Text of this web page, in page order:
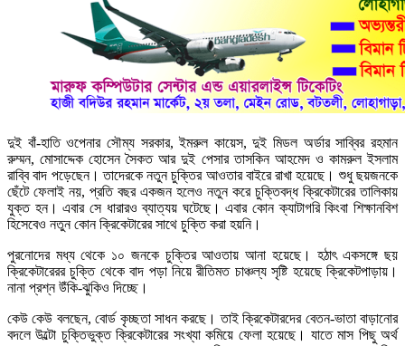
দুই বাঁ-হাতি ওপেনার সৌম্য সরকার, ইমরুল কায়েস, দুই মিডল অর্ডার সাব্বির রহমান
রুম্মন, মোসাদ্দেক হোসেন সৈকত আর দুই পেসার তাসকিন আহমেদ ও কামরুল ইসলাম
রাব্বি বাদ পড়েছেন। তাদেরকে নতুন চুক্তির আওতার বাইরে রাখা হয়েছে। শুধু ছয়জনকে
ছেঁটে ফেলাই নয়, প্রতি বছর একজন হলেও নতুন করে চুক্তিবদ্ধ ক্রিকেটারের তালিকায়
যুক্ত হন। এবার সে ধারারও ব্যাত্যয় ঘটেছে। এবার কোন ক্যাটাগরি কিংবা শিক্ষানবিশ
হিসেবেও নতুন কোন ক্রিকেটারের সাথে চুক্তি করা হয়নি।
পুরনোদের মধ্য থেকে ১০ জনকে চুক্তির আওতায় আনা হয়েছে। হঠাৎ একসঙ্গে ছয়
ক্রিকেটারেরর চুক্তি থেকে বাদ পড়া নিয়ে রীতিমত চাঞ্চল্য সৃষ্টি হয়েছে ক্রিকেটপাড়ায়।
নানা প্রশ্ন উঁকি-ঝুকিও দিচ্ছে।
কেউ কেউ বলছেন, বোর্ড কৃচ্ছতা সাধন করছে। তাই ক্রিকেটারদের বেতন-ভাতা বাড়ানোর
বদলে উল্টো চুক্তিভুক্ত ক্রিকেটারের সংখ্যা কমিয়ে ফেলা হয়েছে। যাতে মাস পিছু অর্থ